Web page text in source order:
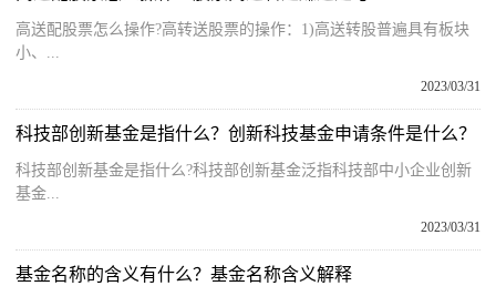
高送配股票怎么操作?高转送股票的操作：1)高送转股普遍具有板块
小、...
2023/03/31
科技部创新基金是指什么？创新科技基金申请条件是什么？
科技部创新基金是指什么?科技部创新基金泛指科技部中小企业创新
基金...
2023/03/31
基金名称的含义有什么？基金名称含义解释